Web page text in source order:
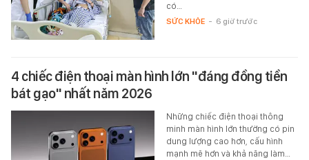
có…
SỨC KHỎE - 6 giờ trước
4 chiếc điện thoại màn hình lớn "đáng đồng tiền
bát gạo" nhất năm 2026
Những chiếc điện thoại thông
minh màn hình lớn thường có pin
dung lượng cao hơn, cấu hình
mạnh mẽ hơn và khả năng làm…